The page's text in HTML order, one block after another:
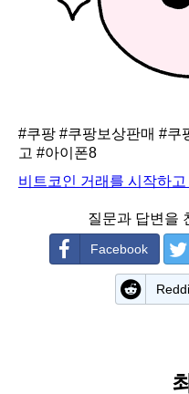
#쿠팡 #쿠팡보상판매 #쿠
고 #아이폰8
비트코인 거래를 시작하
질문과 답변을
Facebook